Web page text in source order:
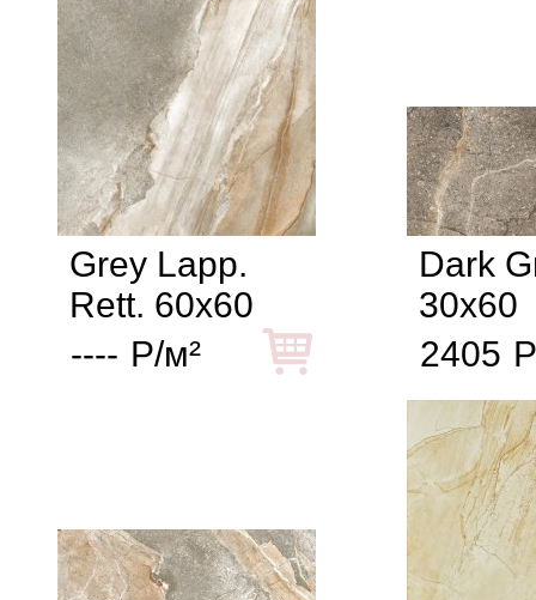
Grey Lapp.
Rett. 60x60
---- Р/м²
Dark
30x60
2405